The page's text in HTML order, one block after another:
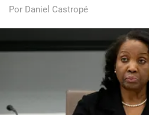
Por Daniel Castropé